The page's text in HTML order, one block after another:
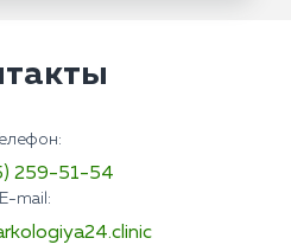
259-51-54
E-mail: